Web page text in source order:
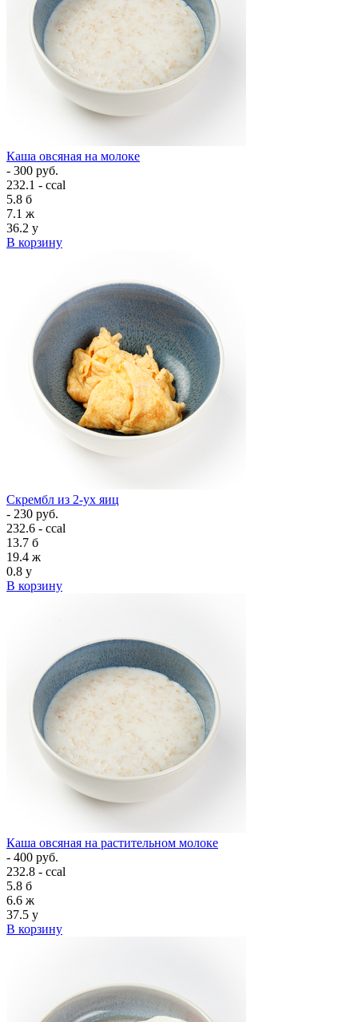
Каша овсяная на молоке
- 300 руб.
232.1 - ccal
5.8 б
7.1 ж
36.2 у
В корзину
Скрембл из 2-ух яиц
- 230 руб.
232.6 - ccal
13.7 б
19.4 ж
0.8 у
В корзину
Каша овсяная на растительном молоке
- 400 руб.
232.8 - ccal
5.8 б
6.6 ж
37.5 у
В корзину